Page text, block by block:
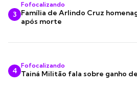
3
Fofocalizando
Família de Arlindo Cruz
após morte
4
Fofocalizando
Tainá Militão fala sobre ganho